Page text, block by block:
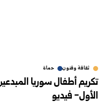
ثقافة وفنون حماة
تكريم أطفال سوريا
الأول- فيديو